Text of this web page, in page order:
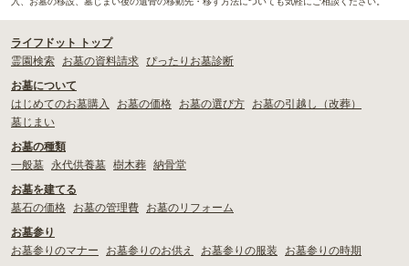
ライフドット トップ
霊園検索
お墓の資料請求 ぴったりお墓診断
お墓について
はじめてのお墓購入
お墓の価格 お墓の選び方
お墓の引越し（改葬）
墓じまい
お墓の種類
一般墓
永代供養墓 樹木葬 納骨堂
お墓を建てる
墓石の価格
お墓の管理費
お墓のリフォーム
お墓参り
お墓参りのマナー
お墓参りのお供え お墓参りの服装
お墓参りの時期